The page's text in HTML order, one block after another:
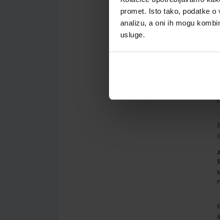
promet. Isto tako, podatke
analizu, a oni ih mogu
usluge.